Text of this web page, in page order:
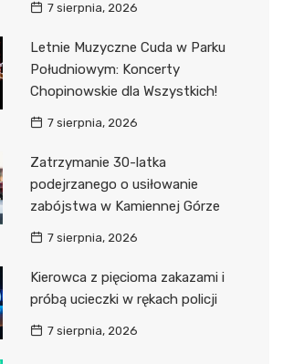
7 sierpnia, 2026
Letnie Muzyczne Cuda w Parku
Południowym: Koncerty
Chopinowskie dla Wszystkich!
7 sierpnia, 2026
Zatrzymanie 30-latka
podejrzanego o usiłowanie
zabójstwa w Kamiennej Górze
7 sierpnia, 2026
Kierowca z pięcioma zakazami i
próbą ucieczki w rękach policji
7 sierpnia, 2026